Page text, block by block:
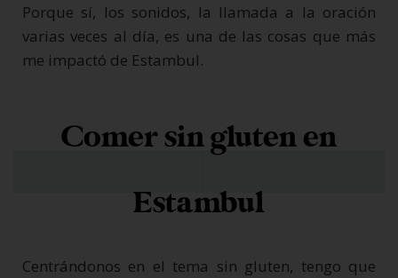
Porque sí, los sonidos, la llamada a la oración
varias veces al día, es una de las cosas que más
me impactó de Estambul.
Comer sin gluten en
Estambul
Centrándonos en el tema sin gluten, tengo que